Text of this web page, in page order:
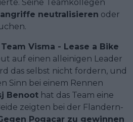
Seine Teamkollegen
neutralisieren oder
Team Visma - Lease a Bike
auf einen alleinigen Leader
das selbst nicht fordern, und
Sinn bei einem Rennen
Benoot hat das Team eine
zeigten bei der Flandern-
Pogacar zu gewinnen